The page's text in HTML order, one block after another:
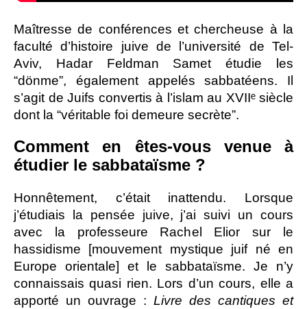
Maîtresse de conférences et chercheuse à la
faculté d’histoire juive de l’université de Tel-
Aviv, Hadar Feldman Samet étudie les
“dönme”, également appelés sabbatéens. Il
s’agit de Juifs convertis à l’islam au XVIIᵉ siècle
dont la “véritable foi demeure secrète”.
Comment en êtes-vous venue à
étudier le sabbataïsme ?
Honnêtement, c’était inattendu. Lorsque
j’étudiais la pensée juive, j’ai suivi un cours
avec la professeure Rachel Elior sur le
hassidisme [mouvement mystique juif né en
Europe orientale] et le sabbataïsme. Je n’y
connaissais quasi rien. Lors d’un cours, elle a
apporté un ouvrage : Livre des cantiques et